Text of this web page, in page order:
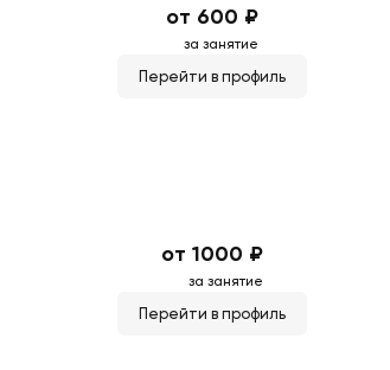
от 600 ₽
за занятие
Перейти в профиль
от 1000 ₽
за занятие
Перейти в профиль